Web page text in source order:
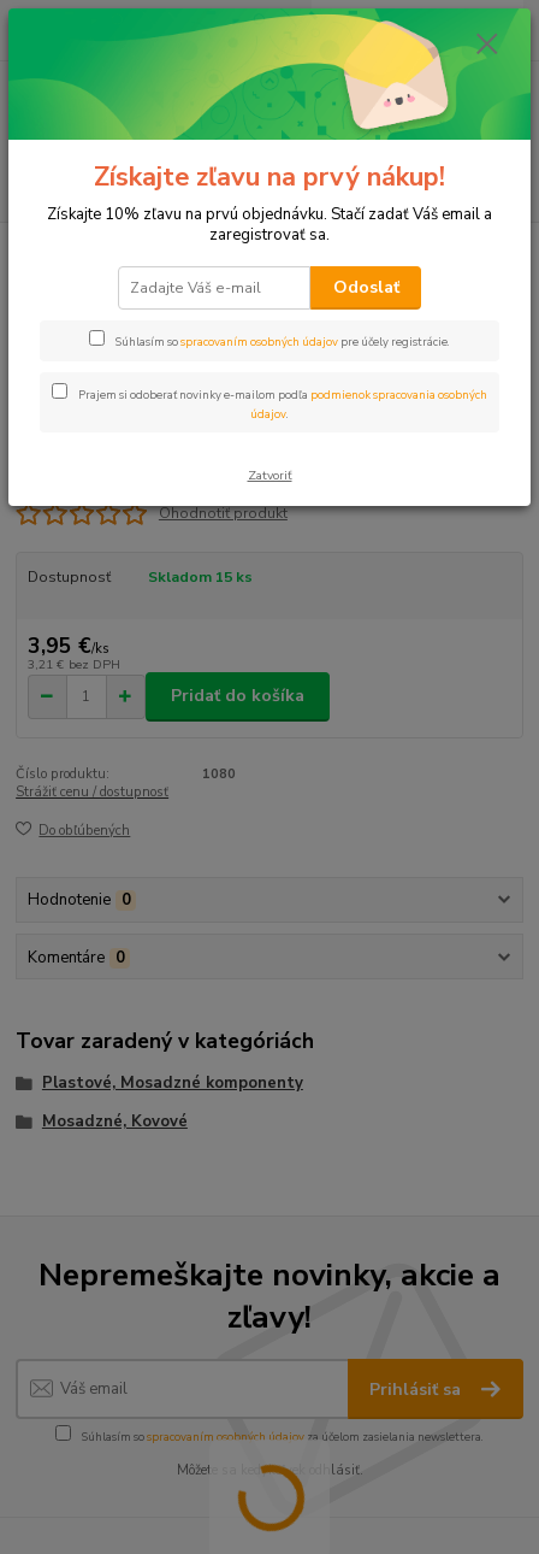
Menu
(Po-Pia, 8-17 hod.)
ks
za0 €
Plastové, Mosadzné komponenty
L-kus 3/4" vnz/vnz mosadz
Ohodnotiť produkt
Dostupnosť Skladom 15 ks
3,95 €/ks
3,21 € bez DPH
Pridať do košíka
Číslo produktu:
1080
Strážiť cenu / dostupnosť
Do obľúbených
Hodnotenie 0
Komentáre 0
Tovar zaradený v kategóriách
Plastové, Mosadzné komponenty
Mosadzné, Kovové
Nepremeškajte novinky, akcie a
zľavy!
Prihlásiť sa
Súhlasím sospracovaním osobných údajov za účelom zasielania newslettera.
Môžete sa kedykoľvek odhlásiť.
Získajte zľavu na prvý nákup!
Získajte 10% zľavu na prvú objednávku. Stačí zadať Váš email a
zaregistrovať sa.
Odoslať
Súhlasím sospracovaním osobných údajov pre účely registrácie.
Prajem si odoberať novinky e-mailom podľa podmienok spracovania osobných
údajov
Zatvoriť